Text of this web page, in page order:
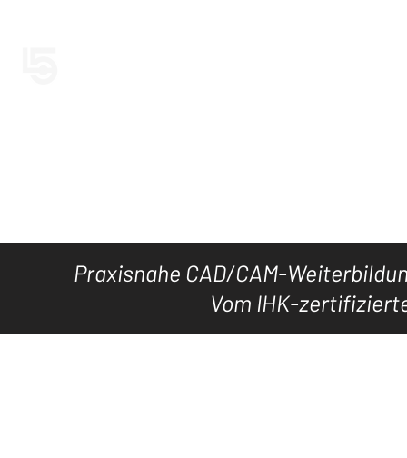
Praxisnahe CAD/CAM-
Vom IHK-